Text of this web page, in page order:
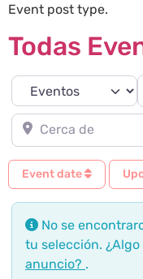
Event post type.
Todas
Seleccionar el
Cerca de
Event date
No se
tu selección.
anuncio? .